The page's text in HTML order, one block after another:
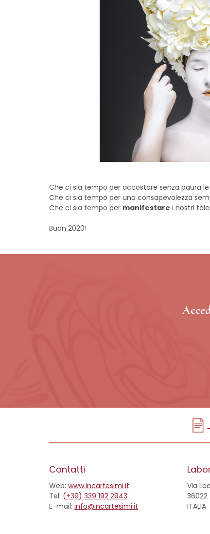
Che ci sia tempo per accostare senza paura
Che ci sia tempo per una consapevolezza
Che ci sia tempo per manifestare i nostri
Buon 2020!
Contatti
Web: www.incartesimi.it
Tel: (+39) 339 192 2943
E-mail: info@incartesimi.it
Via
36022
ITALIA